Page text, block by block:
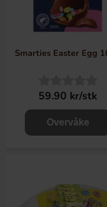
Smarties Easter Egg
59.90 kr/stk
Overvåke